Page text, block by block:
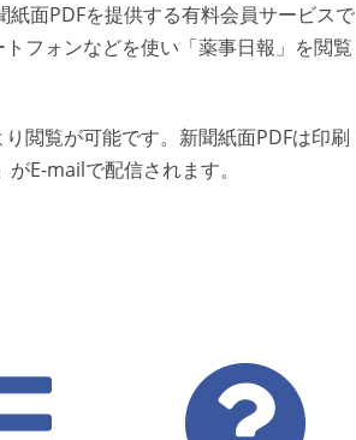
面PDFを提供する有料会員サービスで
フォンなどを使い「薬事日報」を閲覧
閲覧が可能です。新聞紙面PDFは印刷
E-mailで配信されます。